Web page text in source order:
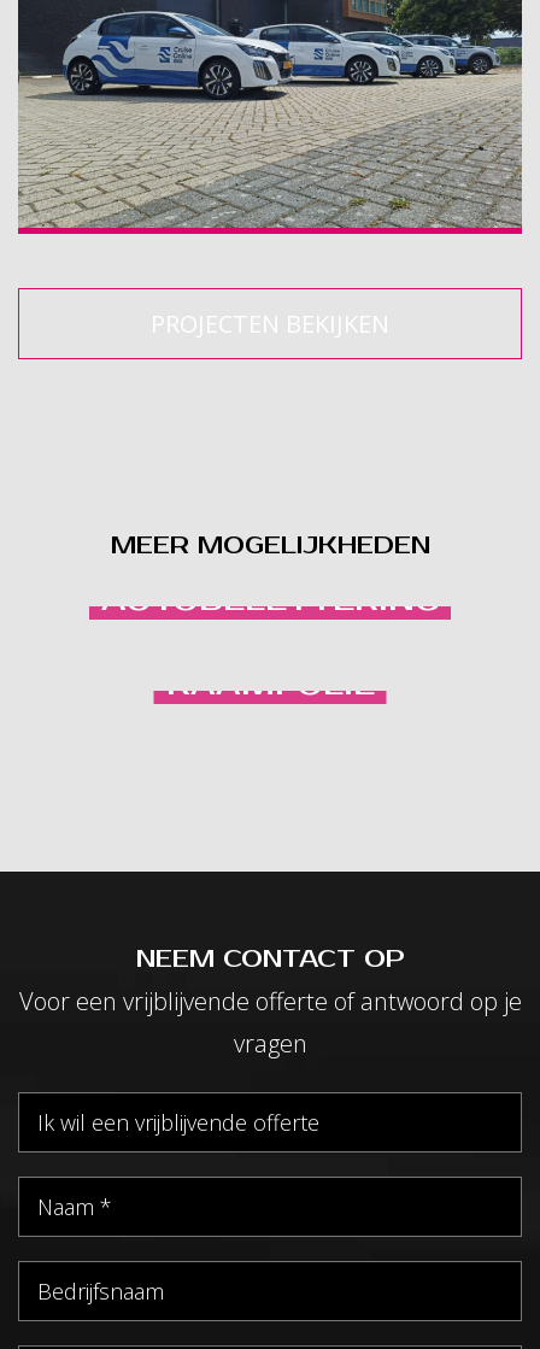
PROJECTEN BEKIJKEN
MEER MOGELIJKHEDEN
AUTOBELETTERING
RAAMFOLIE
NEEM CONTACT OP
Voor een vrijblijvende offerte of antwoord op je
vragen